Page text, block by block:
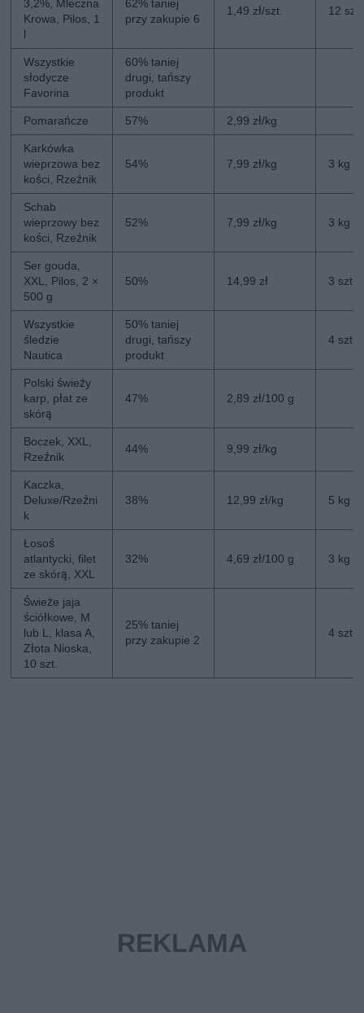
3,2%, Mleczna
Krowa, Pilos, 1
l
62% taniej
przy zakupie 6
1,49 zł/szt. 12 szt.
Wszystkie
słodycze
Favorina
60% taniej
drugi, tańszy
produkt
Pomarańcze 57% 2,99 zł/kg
Karkówka
wieprzowa bez
kości, Rzeźnik
54% 7,99 zł/kg 3 kg
Schab
wieprzowy bez
kości, Rzeźnik
52% 7,99 zł/kg 3 kg
Ser gouda,
XXL, Pilos, 2 ×
500 g
50% 14,99 zł 3 szt.
Wszystkie
śledzie
Nautica
50% taniej
drugi, tańszy
produkt
4 szt.
Polski świeży
karp, płat ze
skórą
47% 2,89 zł/100 g
Boczek, XXL,
Rzeźnik
44% 9,99 zł/kg
Kaczka,
Deluxe/Rzeźni
k
38% 12,99 zł/kg 5 kg
Łosoś
atlantycki, filet
ze skórą, XXL
32% 4,69 zł/100 g 3 kg
Świeże jaja
ściółkowe, M
lub L, klasa A,
Złota Nioska,
10 szt.
25% taniej
przy zakupie 2
4 szt.